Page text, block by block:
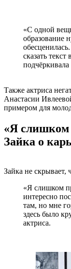
«С одной
образование
сказать
подчёркивала
Также актриса
Анастасии
примером для
«Я слишком
Зайка о
Зайка не скрывает,
«Я слишком
интересно
там, но мне
здесь было
актриса.